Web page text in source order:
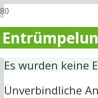
Es wurden keine
Unverbindliche